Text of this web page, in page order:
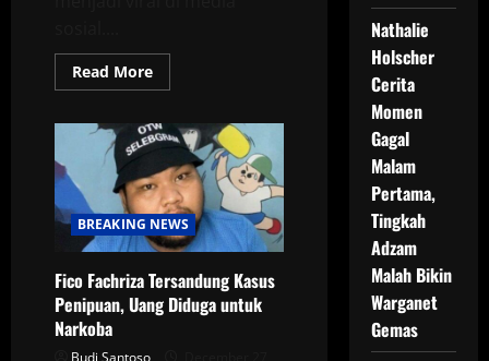
Read MoreRead
more
Pesan
Ananta
Rispo
Tentang
Utang
Fico
Fachriza
BREAKING NEWS
Fico Fachriza Tersandung Kasus
Penipuan, Uang Diduga untuk
Narkoba
Nathalie
Holscher
Cerita
Momen
Gagal
Malam
Pertama,
Tingkah
Adzam
Malah Bikin
Warganet
Gemas